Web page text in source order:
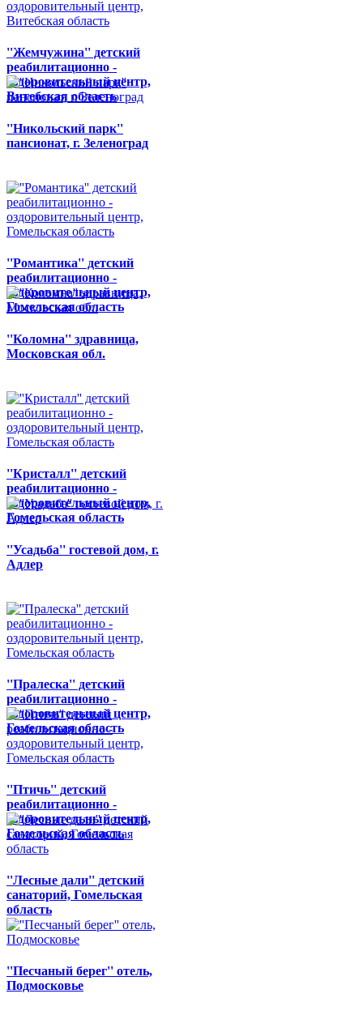
''Жемчужина'' детский
реабилитационно -
оздоровительный центр,
Витебская область
''Никольский парк''
пансионат, г. Зеленоград
''Романтика'' детский
реабилитационно -
оздоровительный центр,
Гомельская область
''Коломна'' здравница,
Московская обл.
''Кристалл'' детский
реабилитационно -
оздоровительный центр,
Гомельская область
''Усадьба'' гостевой дом, г.
Адлер
''Пралеска'' детский
реабилитационно -
оздоровительный центр,
Гомельская область
''Птичь'' детский
реабилитационно -
оздоровительный центр,
Гомельская область
''Лесные дали'' детский
санаторий, Гомельская
область
''Песчаный берег'' отель,
Подмосковье